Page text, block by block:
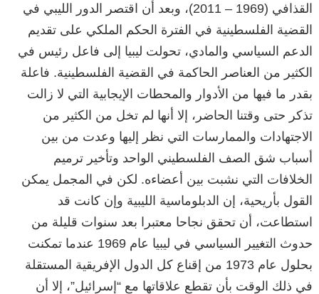
القذافي (1969 – 2011)، وبعد أن اقتصر الدور الليبي في
القضية الفلسطينية في الفترة الحكم الملكي على تقديم
الدعم السياسي والمادي، تحولت ليبيا إلى فاعل رئيس في
الكثير من العناصر الحاكمة في القضية الفلسطينية. فاعلة
بقدر ما فيها من الأدوار والمحطات الإيجابية التي لا زالت
تذكر حتى وقتنا الحاضر، إلا أنها لم تخل من الكثير من
الاجتهادات والممارسات التي نظر إليها وعدت من بين
أسباب شق الصف الفلسطيني الواحد وتأخير ترميم
الخلافات التي نشبت بين أعضاءه. لكن في المجمل يمكن
القول بأريحية، إن الدبلوماسية الليبية وإن كانت قد
استطاعت، أن تحقق نجاحا معتبرا بعد سنوات قليلة من
حدوث التغيير السياسي في ليبيا عام 1969 عندما تمكنت
بحلول عام 1973 من إقناع كل الدول الإفريقية المستقلة
في ذلك الوقت بأن تقطع علاقاتها مع “إسرائيل”، إلا أن